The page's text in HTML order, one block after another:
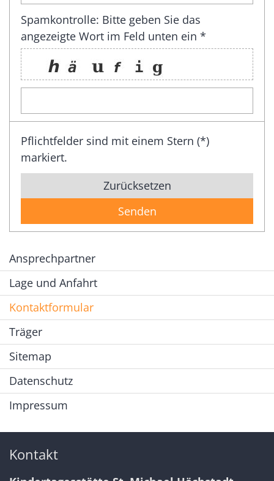
Spamkontrolle: Bitte geben Sie das
angezeigte Wort im Feld unten ein *
Pflichtfelder sind mit einem Stern (*)
markiert.
Zurücksetzen
Ansprechpartner
Lage und Anfahrt
Kontaktformular
Träger
Sitemap
Datenschutz
Impressum
Kontakt